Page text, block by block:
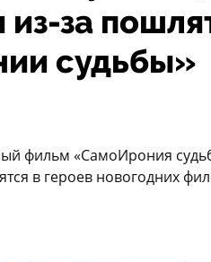
за
судьбы»
фильм «СамоИрония
в героев новогодних